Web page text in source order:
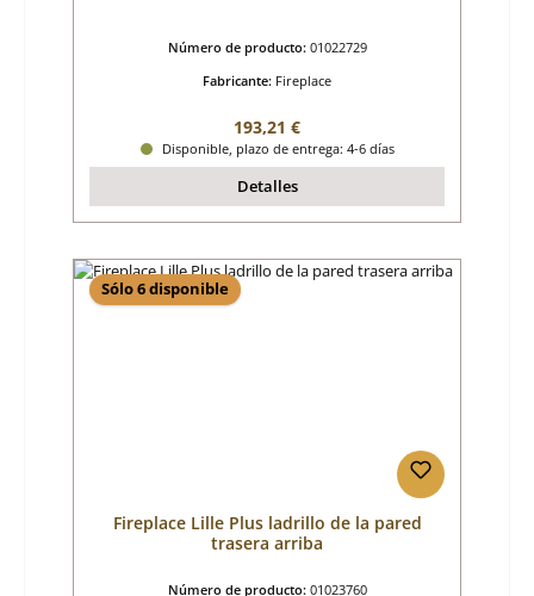
Número de producto: 01022729
Fabricante: Fireplace
Precio normal:
193,21 €
Disponible, plazo de entrega: 4-6 días
Detalles
Sólo 6 disponible
Fireplace Lille Plus ladrillo de la pared
trasera arriba
Número de producto: 01023760